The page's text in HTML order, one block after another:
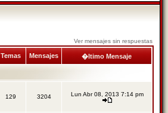
Ver mensajes sin respuestas
Temas Mensajes �ltimo Mensaje
129 3204 Lun Abr 08, 2013 7:14 pm